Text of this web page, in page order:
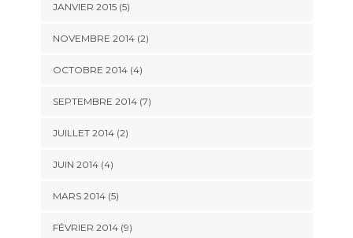
JANVIER 2015 (5)
NOVEMBRE 2014 (2)
OCTOBRE 2014 (4)
SEPTEMBRE 2014 (7)
JUILLET 2014 (2)
JUIN 2014 (4)
MARS 2014 (5)
FÉVRIER 2014 (9)